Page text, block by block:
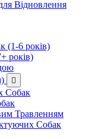
Відновлення
(1-6 років)
років)

Собак
Травленням
Собак